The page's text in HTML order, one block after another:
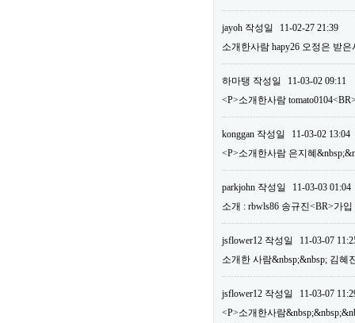
jayoh 작성일
11-02-27 21:39
소개한사람 hapy26 오정은 받
하마탱 작성일
11-03-02 09:11
<P>소개한사람
konggan 작성일
11-03-02 13:04
<P>소개한사람 은지혜
parkjohn 작성일
11-03-03 01:04
소개 : rbwls86 송규진<BR>가
jsflower12 작성일
11-03-07
소개한 사람&nbsp;&nbsp; 김혜
jsflower12 작성일
11-03-07
<P>소개한사람